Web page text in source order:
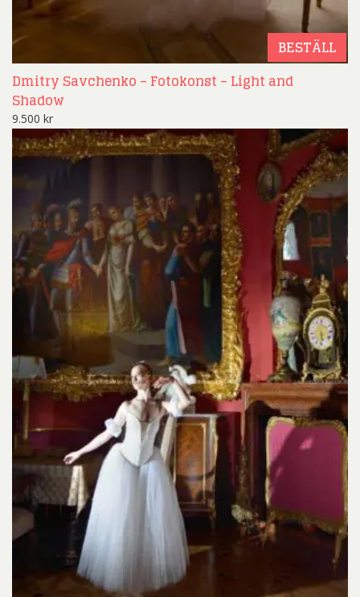
BESTÄLL
Dmitry Savchenko – Fotokonst – Light and
Shadow
9.500 kr